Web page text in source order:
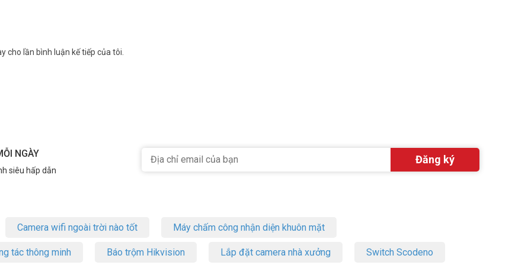
5MP 4G IMOU IPC-B7ED-5M0TEA-EU/FSP14
cho lần bình luận kế tiếp của tôi.
NGÀY
siêu hấp dẫn
Camera wifi ngoài trời nào tốt Máy chấm công nhận diện khuôn mặt
tác thông minh Báo trộm Hikvision Lắp đặt camera nhà xưởng Switch Scodeno